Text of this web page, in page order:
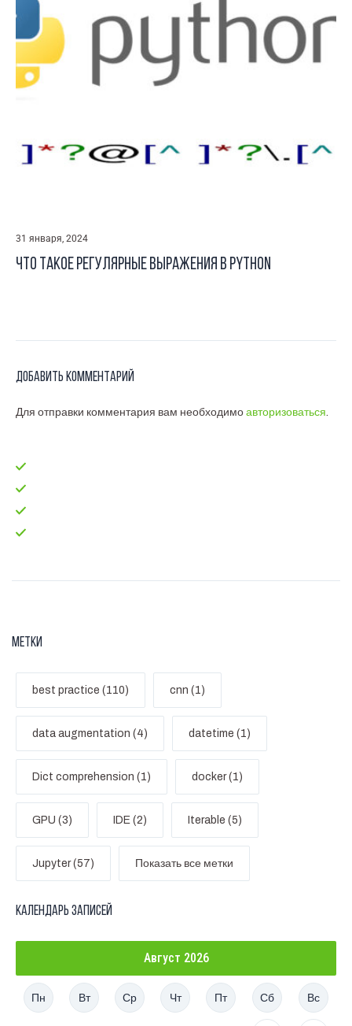
31 января, 2024
Что такое регулярные выражения в Python
Добавить комментарий
Для отправки комментария вам необходимо авторизоваться
Метки
best practice (110) cnn (1)
data augmentation (4) datetime (1)
Dict comprehension (1) docker (1)
GPU (3) IDE (2) Iterable (5)
Jupyter (57) Показать все метки
Календарь записей
Август 2026
Пн Вт Ср Чт Пт Сб Вс